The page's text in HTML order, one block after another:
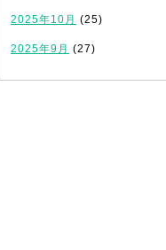
2025年10月 (25)
2025年9月 (27)